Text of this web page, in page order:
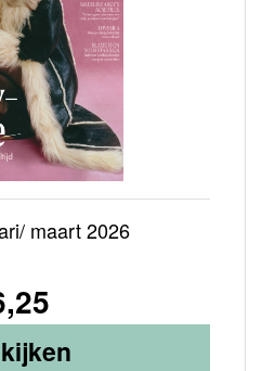
maart 2026